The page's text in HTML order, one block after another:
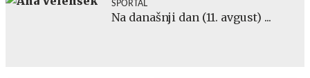
SPORTAL
Na današnji dan (11. avgust) ...